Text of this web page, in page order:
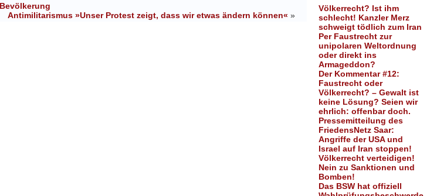
Völkerrecht? Ist ihm
schlecht! Kanzler Merz
schweigt tödlich zum Iran
Per Faustrecht zur
unipolaren Weltordnung
oder direkt ins
Armageddon?
Der Kommentar #12:
Faustrecht oder
Völkerrecht? – Gewalt ist
keine Lösung? Seien wir
ehrlich: offenbar doch.
Pressemitteilung des
FriedensNetz Saar:
Angriffe der USA und
Israel auf Iran stoppen!
Völkerrecht verteidigen!
Nein zu Sanktionen und
Bomben!
Das BSW hat offiziell
Antimilitarismus »Unser Protest zeigt, dass wir etwas ändern können« »